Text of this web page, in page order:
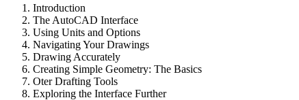
Introduction
The AutoCAD Interface
Using Units and Options
Navigating Your Drawings
Drawing Accurately
Creating Simple Geometry: The Basics
Oter Drafting Tools
Exploring the Interface Further